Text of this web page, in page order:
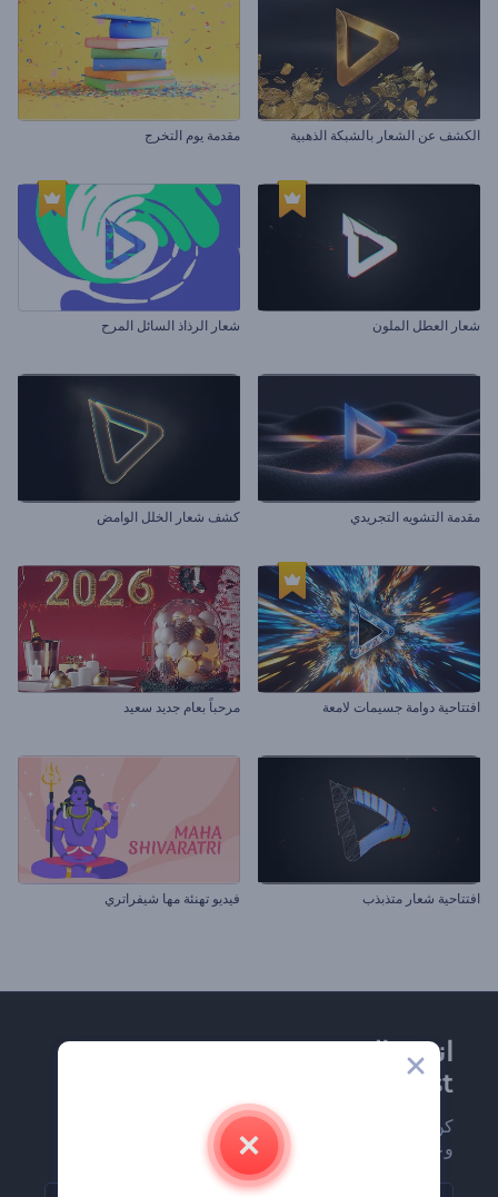
الكشف عن الشعار بالشبكة الذهبية مقدمة يوم التخرج
شعار العطل الملون شعار الرذاذ السائل المرح
مقدمة التشويه التجريدي كشف شعار الخلل الوامض
افتتاحية دوامة جسيمات لامعة مرحباً بعام جديد سعيد
افتتاحية شعار متذبذب فيديو تهنئة مها شيفراتري
انضم إلى نشرة
Renderforest الإخبارية
كن من بين أوائل من يستلمون أحدث أخبارنا
وعروضنا